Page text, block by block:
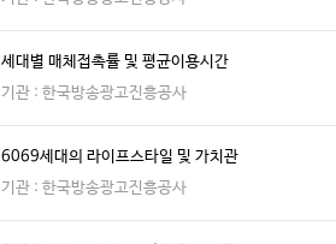
세대별 매체접촉률 및 평균이용시간
기관 : 한국방송광고진흥공사
6069세대의 라이프스타일 및 가치관
기관 : 한국방송광고진흥공사